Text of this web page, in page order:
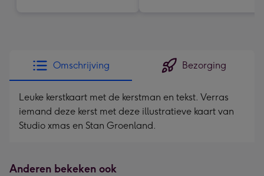
Omschrijving Bezorging
Leuke kerstkaart met de kerstman en tekst. Verras
iemand deze kerst met deze illustratieve kaart van
Studio xmas en Stan Groenland.
Anderen bekeken ook